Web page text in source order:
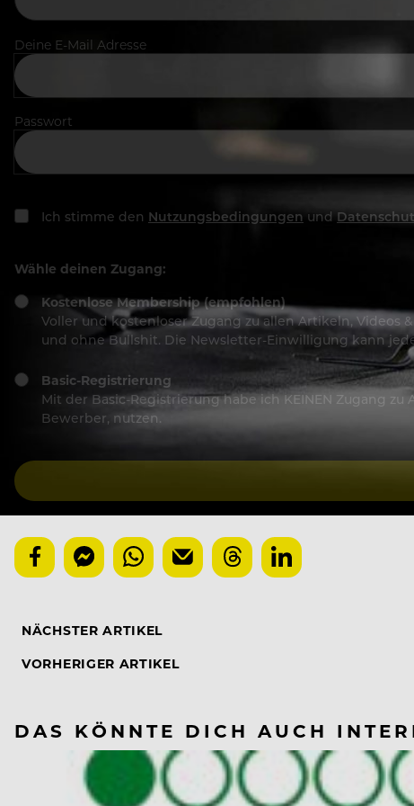
Deine E-Mail Adresse
Passwort
Ich stimme den Nutzungsbedingungen und
Wähle deinen Zugang:
Kostenlose Membership (empfohlen)
Voller und kostenloser Zugang zu allen Artikeln, Videos
und ohne Bullshit. Die Newsletter-Einwilligung kann
Basic-Registrierung
Mit der Basic-Registrierung habe ich KEINEN Zugang
Bewerber, nutzen.
NÄCHSTER ARTIKEL
VORHERIGER ARTIKEL
DAS KÖNNTE DICH AUCH